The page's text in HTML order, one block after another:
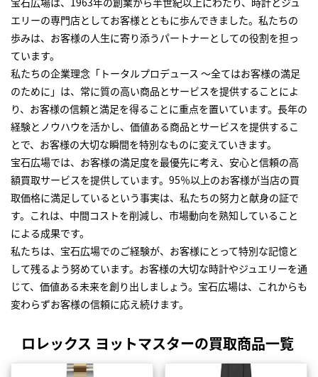
エリーの専門店としてお客様とともに歩んできました。私たちの
歩みは、お客様の人生に寄り添うパートナーとしての役割を担っ
ています。
私たちの企業理念「トータルプロデュース ～全てはお客様の満足
のために」は、常に質の高い商品とサービスを提供することによ
り、お客様の信頼と満足を得ることに重点を置いています。長年の
経験とノウハウを活かし、価値ある商品とサービスを提供するこ
とで、お客様の大切な瞬間を特別なものに変えていきます。
宝石広場では、お客様の満足度を最優先に考え、安心と信頼の高
額買取サービスを提供しています。95％以上のお客様が当店の買
取価格に満足しているという事実は、私たちの努力と献身の証で
す。これは、中間コストを削減し、市場動向を熟知していること
による成果です。
私たちは、宝石広場でのご経験が、お客様にとって特別な記憶と
して残るよう努めています。お客様の大切な時計やジュエリーを通
じて、価値ある未来を創り出しましょう。宝石広場は、これからも
変わらずお客様の信頼に応え続けます。
ロレックス ヨットマスターの買取商品一覧